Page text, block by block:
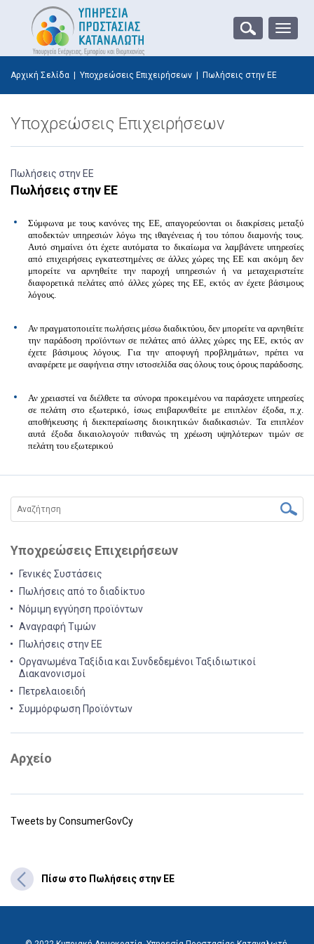
Toggle
Αρχική Σελίδα Υποχρεώσεις Επιχειρήσεων Πωλήσεις στην ΕΕ
Υποχρεώσεις Επιχειρήσεων
Πωλήσεις στην ΕΕ
Πωλήσεις στην ΕΕ
Σύμφωνα με τους κανόνες της ΕΕ, απαγορεύονται οι διακρίσειςμεταξύ
αποδεκτών υπηρεσιών λόγω της ιθαγένειας ή του τόπου διαμονής τους.
Αυτό σημαίνει ότι έχετε αυτόματα το δικαίωμα να λαμβάνετε υπηρεσίες
από επιχειρήσεις εγκατεστημένες σε άλλες χώρες της ΕΕ και ακόμη δεν
μπορείτε να αρνηθείτε την παροχή υπηρεσιών ή να μεταχειριστείτε
διαφορετικά πελάτες από άλλες χώρες της ΕΕ, εκτός αν έχετε βάσιμους
λόγους.
Αν πραγματοποιείτε πωλήσεις μέσω διαδικτύου, δεν μπορείτε να αρνηθείτε
την παράδοση προϊόντων σε πελάτες από άλλες χώρες της ΕΕ, εκτός αν
έχετε βάσιμους λόγους. Για την αποφυγή προβλημάτων, πρέπει να
αναφέρετε με σαφήνεια στην ιστοσελίδα σας όλους τους όρους παράδοσης.
Αν χρειαστεί να διέλθετε τα σύνορα προκειμένου να παράσχετε υπηρεσίες
σε πελάτη στο εξωτερικό, ίσως επιβαρυνθείτε μεεπιπλέον έξοδα, π.χ.
αποθήκευσης ή διεκπεραίωσης διοικητικών διαδικασιών. Τα επιπλέον
αυτά έξοδα δικαιολογούν πιθανώς τη χρέωση υψηλότερων τιμών σε
πελάτη του εξωτερικού
Υποχρεώσεις Επιχειρήσεων
Γενικές Συστάσεις
Πωλήσεις από το διαδίκτυο
Νόμιμη εγγύηση προϊόντων
Αναγραφή Τιμών
Πωλήσεις στην ΕΕ
Οργανωμένα Ταξίδια και Συνδεδεμένοι Ταξιδιωτικοί
Διακανονισμοί
Πετρελαιοειδή
Συμμόρφωση Προϊόντων
Αρχείο
Tweets by ConsumerGovCy
Πίσω στο Πωλήσεις στην ΕΕ